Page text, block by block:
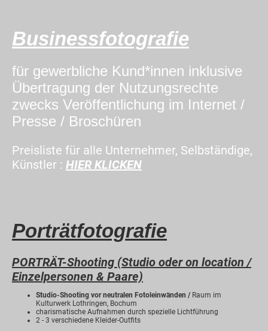
Businessfotografie
für gewerbliche Kund*innen inklusive
Übertragung der Nutzungsrechte
zwecks Veröffentlichung im Internet /
Presse / Broschüren
Preisliste für alle Unternehmer, Selbständige,
Künstler : HIER KLICKEN
Porträtfotografie
PORTRÄT-Shooting (Studio oder on location /
Einzelpersonen & Paare)
Studio-Shooting vor neutralen Fotoleinwänden / Raum im
Kulturwerk Lothringen, Bochum
charismatische Aufnahmen durch spezielle Lichtführung
2 - 3 verschiedene Kleider-Outfits